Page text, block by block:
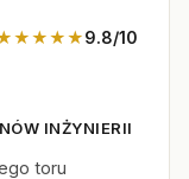
9.8/10
INŻYNIERII
toru